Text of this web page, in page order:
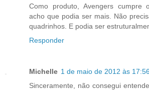
Como produto, Avengers cumpre
acho que podia ser mais. Não
quadrinhos. E podia ser
Responder
Michelle 1 de maio de 2012 às 17:56
Sinceramente, não consegui